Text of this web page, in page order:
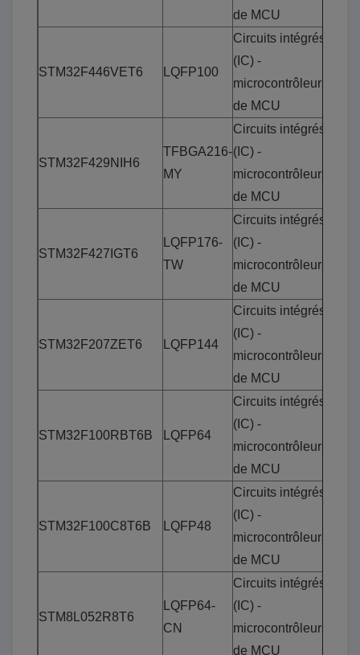
de MCU
STM32F446VET6 LQFP100
Circuits intégrés
(IC) -
microcontrôleurs
de MCU
STM32F429NIH6
TFBGA216-
MY
Circuits intégrés
(IC) -
microcontrôleurs
de MCU
STM32F427IGT6
LQFP176-
TW
Circuits intégrés
(IC) -
microcontrôleurs
de MCU
STM32F207ZET6 LQFP144
Circuits intégrés
(IC) -
microcontrôleurs
de MCU
STM32F100RBT6B LQFP64
Circuits intégrés
(IC) -
microcontrôleurs
de MCU
STM32F100C8T6B LQFP48
Circuits intégrés
(IC) -
microcontrôleurs
de MCU
STM8L052R8T6
LQFP64-
CN
Circuits intégrés
(IC) -
microcontrôleurs
de MCU